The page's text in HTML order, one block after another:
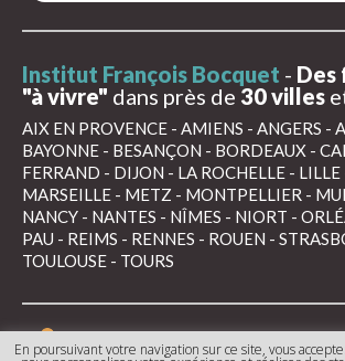
Institut François Bocquet - Des
"à vivre" dans près de 30 villes
AIX EN PROVENCE - AMIENS - ANGERS -
BAYONNE - BESANÇON - BORDEAUX -
FERRAND - DIJON - LA ROCHELLE - LILLE
MARSEILLE - METZ - MONTPELLIER -
NANCY - NANTES - NÎMES - NIORT -
PAU - REIMS - RENNES - ROUEN -
TOULOUSE - TOURS
Mentions légales
En poursuivant votre navigation sur ce site, vous